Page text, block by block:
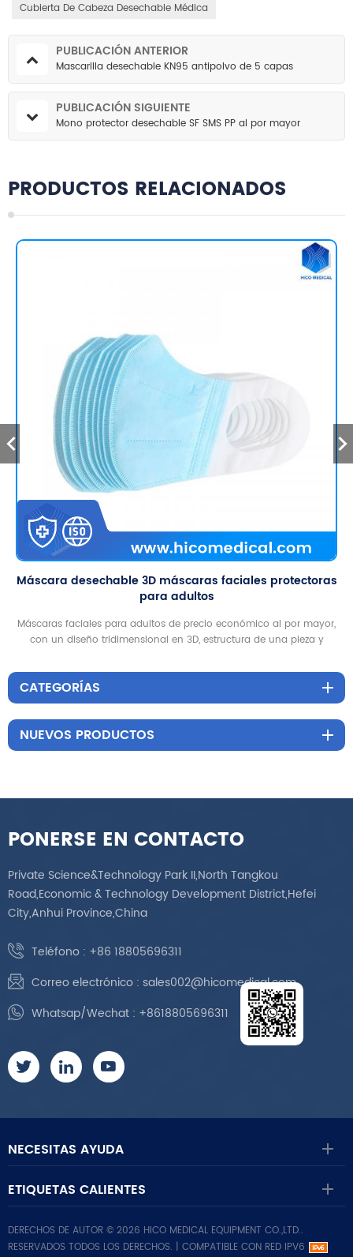
Cubierta De Cabeza Desechable Médica
PUBLICACIÓN ANTERIOR
Mascarilla desechable KN95 antipolvo de 5 capas
PUBLICACIÓN SIGUIENTE
Mono protector desechable SF SMS PP al por mayor
PRODUCTOS RELACIONADOS
Máscara desechable 3D máscaras faciales protectoras
para adultos
Máscaras faciales para adultos de precio económico al por mayor,
con un diseño tridimensional en 3D, estructura de una pieza y
libre.
CATEGORÍAS
NUEVOS PRODUCTOS
PONERSE EN CONTACTO
Private Science&Technology Park II,North Tangkou
Road,Economic & Technology Development District,Hefei
City,Anhui Province,China
Teléfono : +86 18805696311
Correo electrónico : sales002@hicomedical.com
Whatsap/Wechat : +8618805696311
NECESITAS AYUDA
ETIQUETAS CALIENTES
DERECHOS DE AUTOR © 2026 HICO MEDICAL EQUIPMENT CO.,LTD..
RESERVADOS TODOS LOS DERECHOS. | COMPATIBLE CON RED IPV6